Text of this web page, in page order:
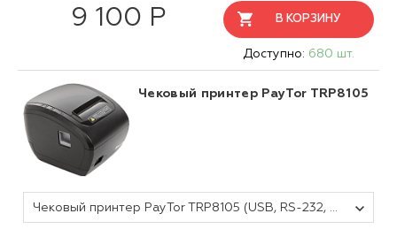
9 100 Р В КОРЗИНУ
Доступно: 680 шт.
Чековый принтер PayTor TRP8105
Чековый принтер PayTor TRP8105 (USB, RS-232, LAN, Wi-Fi со звонком)